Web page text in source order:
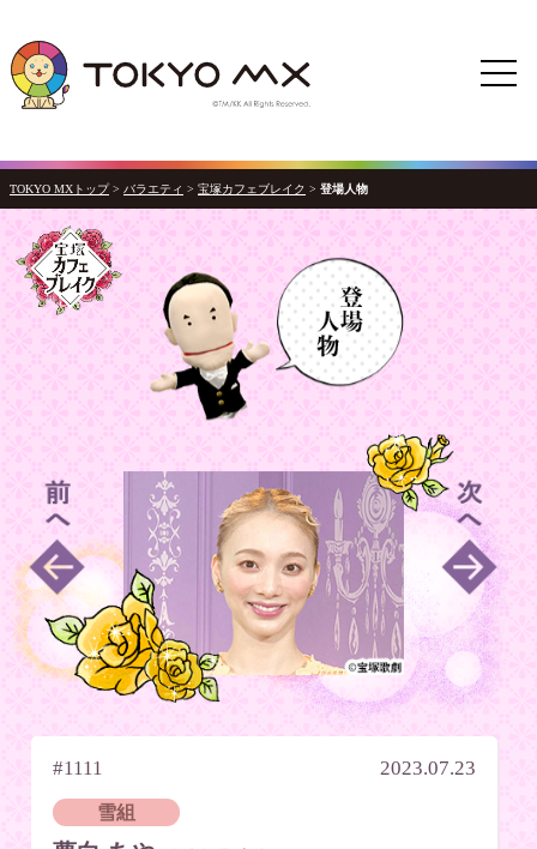
TOKYO MXトップ > バラエティ > 宝塚カフェブレイク > 登場人物
#1111 2023.07.23
雪組